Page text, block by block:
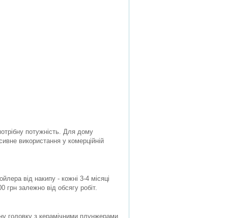
потужність. Для дому
використання у комерційній
від накипу - кожні 3-4 місяці
грн залежно від обсягу робіт.
головку з керамічними плунжерами